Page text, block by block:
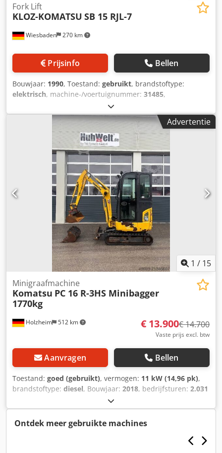
Wiesbaden 270 km
Fork Lift
KLOZ-KOMATSU SB 15 RJL-7
Prijsinfo Bellen
Bouwjaar: 1990, Toestand: gebruikt, brandstoftype:
elektrisch, machine-/voertuignummer: 31485,
hefcapaciteit: bei Hubhoehe 5000 mm 1500 kg beroerte:
max. 5000 mm vork lengte: 1050 mm gewicht: 2360 kg
dimensie: 1100 x 1780 x 2400 mm Dsdpe Ezu Tjfx Andskr
Advertentie
1 / 15
Holzheim 512 km
Minigraafmachine
Komatsu PC 16 R-3HS Minibagger
1770kg
€ 13.900€ 14.700
Vaste prijs excl. btw
Aanvragen Bellen
Toestand: goed (gebruikt), vermogen: 11 kW (14,96 pk),
brandstoftype: diesel, Bouwjaar: 2018, bedrijfsturen: 2.031
, Aandrijving: Rups Leeggewicht: 1.770 kg Motormerk:
Komatsu CE-markering: ja Technische staat: goed Optische
staat: goed Serienummer: N345 Transportafmetingen (L x
B x H): ca. 3,52 m / 1,00 m / 2,32 m Neem contact op met
Tobias Mayr voor meer informatie. = Verdere opties en
Ontdek meer gebruikte machines